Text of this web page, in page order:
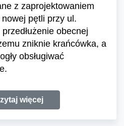
z zaprojektowaniem
pętli przy ul.
obecnej
zniknie krańcówka, a
obsługiwać
więcej